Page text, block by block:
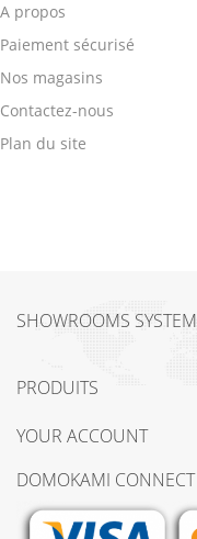
A propos
Paiement sécurisé
Nos magasins
Contactez-nous
Plan du site
SHOWROOMS SYSTEM
PRODUITS
YOUR ACCOUNT
DOMOKAMI CONNECT